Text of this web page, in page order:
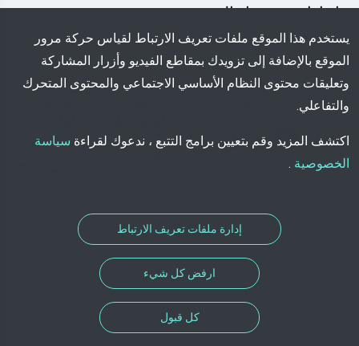
حل إدارة
الممتلكات
المفقودة
حل الحجز
اتبعنا:
اكتب
المحمول
© COPYRIGHT 2026 - جميع الحقوق محفوظة لـ
يستخدم هذا الموقع ملفات تعريف الارتباط لقياس حركة مرور
الموقع بالإضافة إلى تزويدك بمقاطع الفيديو وأزرار المشاركة
وتعليقات محتوى النظام الأساسي الاجتماعي والمحتوى المتحرك
والتفاعلي.
اكتشف المزيد وقم بتعيين برامج التتبع ، ندعوك لقراءة سياسة
الخصوصية .
إدارة ملفات تعريف الارتباط
ارفض كل شيء
كل قبول